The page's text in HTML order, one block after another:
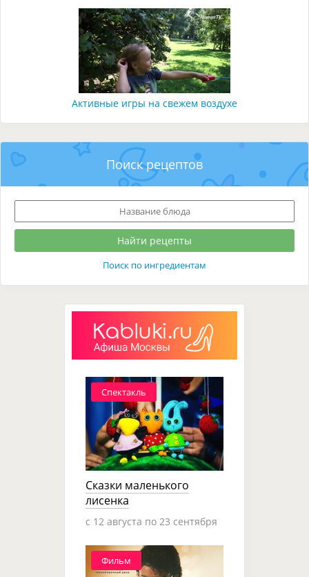
Активные игры на свежем воздухе
Поиск рецептов
Поиск по ингредиентам
Спектакль
Сказки маленького
лисенка
c 12 августа по 23 сентября
Фильм